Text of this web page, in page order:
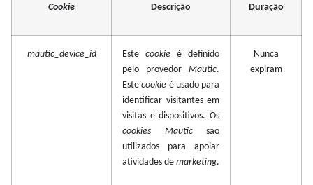
Cookie Descrição Duração
mautic_device_id Este cookie é definido
pelo provedor Mautic.
Estecookie é usado para
identificar visitantes em
visitas e dispositivos. Os
cookies
Mauticsão
utilizados para apoiar
atividades de marketing.
Nunca
expiram